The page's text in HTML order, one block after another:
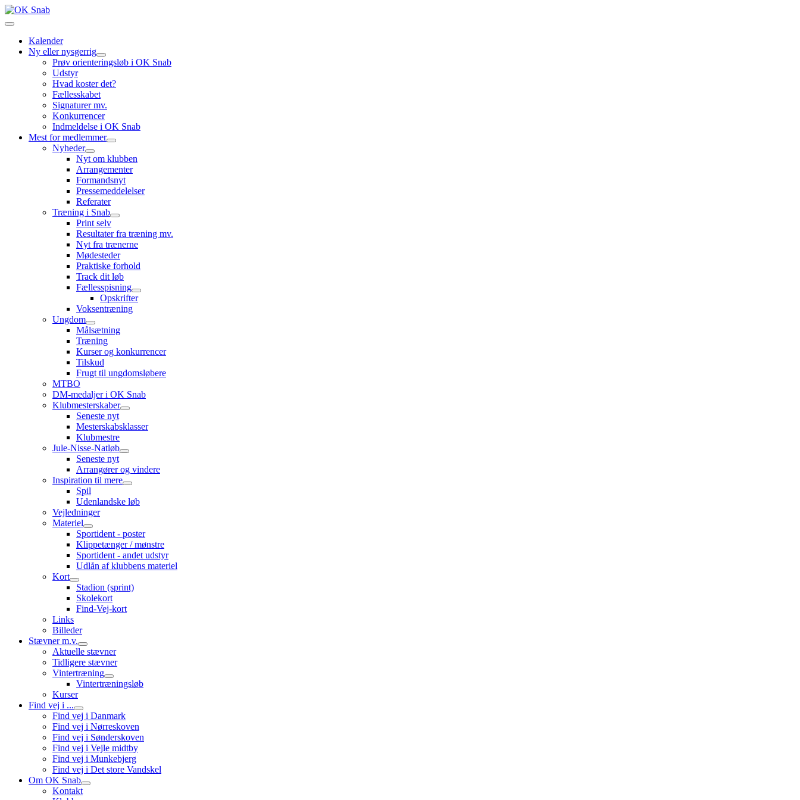
Kalender
Ny eller nysgerrig
Prøv orienteringsløb i OK Snab
Udstyr
Hvad koster det?
Fællesskabet
Signaturer mv.
Konkurrencer
Indmeldelse i OK Snab
Mest for medlemmer
Nyheder
Nyt om klubben
Arrangementer
Formandsnyt
Pressemeddelelser
Referater
Træning i Snab
Print selv
Resultater fra træning mv.
Nyt fra trænerne
Mødesteder
Praktiske forhold
Track dit løb
Fællesspisning
Opskrifter
Voksentræning
Ungdom
Målsætning
Træning
Kurser og konkurrencer
Tilskud
Frugt til ungdomsløbere
MTBO
DM-medaljer i OK Snab
Klubmesterskaber
Seneste nyt
Mesterskabsklasser
Klubmestre
Jule-Nisse-Natløb
Seneste nyt
Arrangører og vindere
Inspiration til mere
Spil
Udenlandske løb
Vejledninger
Materiel
Sportident - poster
Klippetænger / mønstre
Sportident - andet udstyr
Udlån af klubbens materiel
Kort
Stadion (sprint)
Skolekort
Find-Vej-kort
Links
Billeder
Stævner m.v.
Aktuelle stævner
Tidligere stævner
Vintertræning
Vintertræningsløb
Kurser
Find vej i ...
Find vej i Danmark
Find vej i Nørreskoven
Find vej i Sønderskoven
Find vej i Vejle midtby
Find vej i Munkebjerg
Find vej i Det store Vandskel
Om OK Snab
Kontakt